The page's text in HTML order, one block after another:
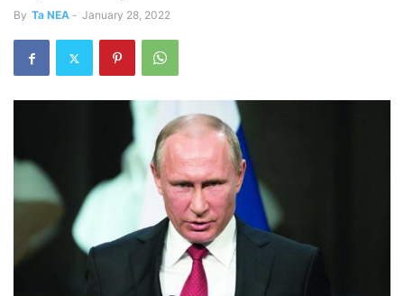
By Ta NEA - January 28, 2022